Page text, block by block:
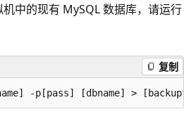
中的现有 MySQL 数据库，请运行
复制